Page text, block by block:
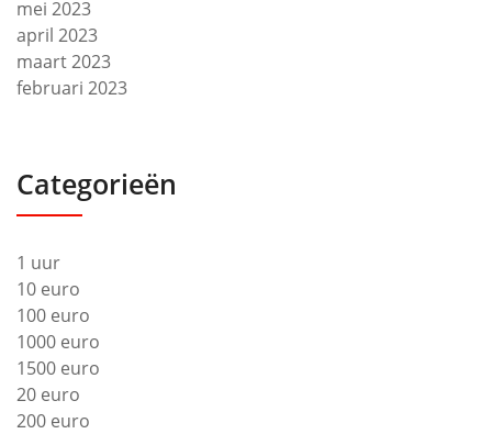
mei 2023
april 2023
maart 2023
februari 2023
Categorieën
1 uur
10 euro
100 euro
1000 euro
1500 euro
20 euro
200 euro